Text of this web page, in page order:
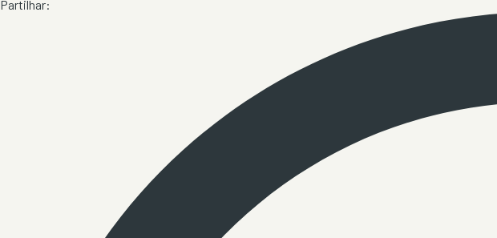
Partilhar: